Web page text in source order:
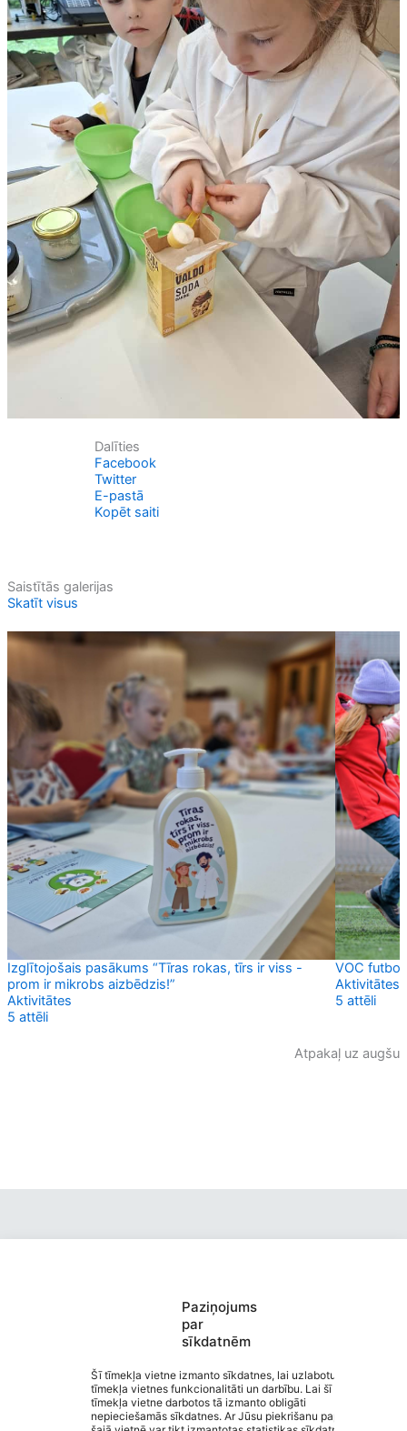
Paziņojums
par
sīkdatnēm
Šī tīmekļa vietne izmanto sīkdatnes, lai uzlabotu
tīmekļa vietnes funkcionalitāti un darbību. Lai šī
tīmekļa vietne darbotos tā izmanto obligāti
nepieciešamās sīkdatnes. Ar Jūsu piekrišanu papildus
Dalīties
Facebook
Twitter
E-pastā
Kopēt saiti
Saistītās galerijas
Skatīt visus
Izglītojošais pasākums “Tīras rokas, tīrs ir viss -
prom ir mikrobs aizbēdzis!”
Aktivitātes
5 attēli
VOC
Aktivitātes
5 attēli
Atpakaļ uz augšu
Valmieras pirmsskolas izglītības
iestāde “Kārliena”